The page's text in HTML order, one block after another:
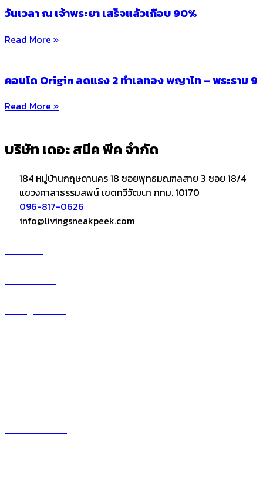
วันเวลา ณ เจ้าพระยา เสร็จแล้วเกือบ 90%
Read More »
คอนโด Origin ลดแรง 2 ทำเลทอง พญาไท – พระราม 9
Read More »
บริษัท เดอะ สนีค พีค จำกัด
184 หมู่บ้านกฤษดานคร 18 ซอยพุทธมณฑลสาย 3 ซอย 18/4
แขวงศาลาธรรมสพน์ เขตทวีวัฒนา กทม. 10170
096-817-0626
info@livingsneakpeek.com
HOME
เปิดโชว์บ้าน